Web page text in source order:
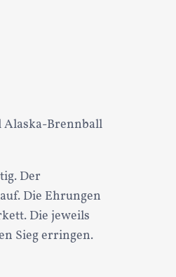
Alaska-Brennball
Der
Die Ehrungen
Die jeweils
Sieg erringen.